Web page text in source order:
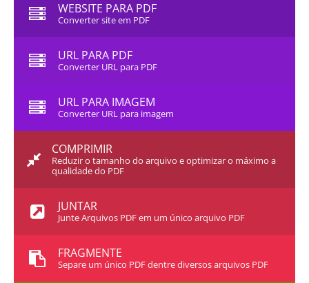
WEBSITE PARA PDF
Converter site em PDF
URL PARA PDF
Converter URL para PDF
URL PARA IMAGEM
Converter URL para imagem
COMPRIMIR
Reduzir o tamanho do arquivo e optimizar o máximo a
qualidade do PDF
JUNTAR
Junte Arquivos PDF em um único arquivo PDF
FRAGMENTE
Separe um único PDF dentre diversos arquivos PDF